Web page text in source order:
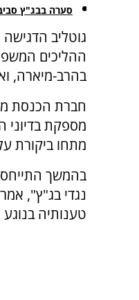
סערה בבג"ץ
גוטליב
ההליכים
בהרב-מיארה,
חברת הכנסת
מספקת בדיוני
מתחו ביקורת
בהמשך
נגדי בג"ץ",
טענותיה